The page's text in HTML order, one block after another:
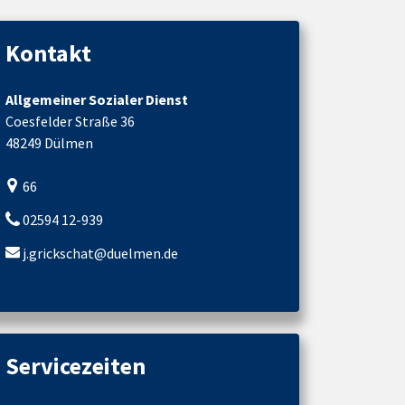
Kontakt
Allgemeiner Sozialer Dienst
Coesfelder Straße 36
48249 Dülmen
66
02594 12-939
j.grickschat@duelmen.de
Servicezeiten